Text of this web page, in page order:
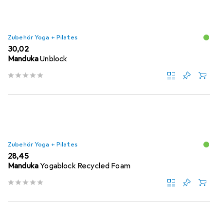
Zubehör Yoga + Pilates
EUR
30,02
MandukaUnblock
Zubehör Yoga + Pilates
EUR
28,45
MandukaYogablock Recycled Foam